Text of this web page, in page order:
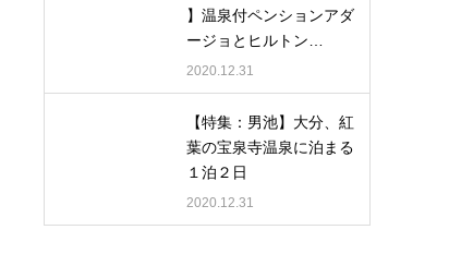
】温泉付ペンションアダ
ージョとヒルトン…
2020.12.31
【特集：男池】大分、紅
葉の宝泉寺温泉に泊まる
１泊２日
2020.12.31